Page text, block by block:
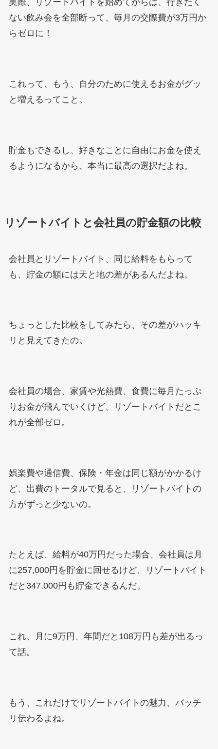
実際、リゾートバイトを始めてからは、行きたく
ない飲み会を全部断って、毎月の交際費が3万円か
らゼロに！
これって、もう、自分のために使えるお金がグッ
と増えるってこと。
貯金もできるし、好きなことに自由にお金を使え
るようになるから、本当に最高の選択だよね。
リゾートバイトと会社員の貯金額の比較
会社員とリゾートバイト、同じ給料をもらって
も、貯金の額には天と地の差があるんだよね。
ちょっとした比較をしてみたら、その差がハッキ
リと見えてきたの。
会社員の場合、家賃や光熱費、食費に毎月たっぷ
りお金が飛んでいくけど、リゾートバイトだとこ
れが全部ゼロ。
娯楽費や通信費、保険・年金は同じ額がかかるけ
ど、出費のトータルで見ると、リゾートバイトの
方がずっと少ないの。
たとえば、給料が40万円だった場合、会社員は月
に257,000円を貯金に回せるけど、リゾートバイト
だと347,000円も貯金できるんだ。
これ、月に9万円、年間だと108万円も差が出るっ
て話。
もう、これだけでリゾートバイトの魅力、バッチ
リ伝わるよね。